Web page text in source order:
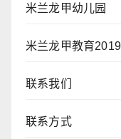
米兰龙甲幼儿园
米兰龙甲教育2019
联系我们
联系方式